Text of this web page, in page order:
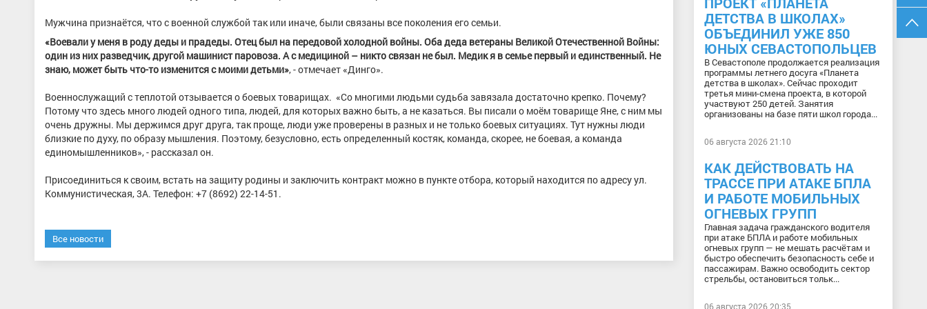
Мужчина признаётся, что с военной службой так или иначе, были связаны все поколения его семьи.
«Воевали у меня в роду деды и прадеды. Отец был на передовой холодной войны. Оба деда ветераны Великой Отечественной Войны:
один из них разведчик, другой машинист паровоза. А с медициной – никто связан не был. Медик я в семье первый и единственный. Не
знаю, может быть что-то изменится с моими детьми», - отмечает «Динго».
Военнослужащий с теплотой отзывается о боевых товарищах. «Со многими людьми судьба завязала достаточно крепко. Почему?
Потому что здесь много людей одного типа, людей, для которых важно быть, а не казаться. Вы писали о моём товарище Яне, с ним мы
очень дружны. Мы держимся друг друга, так проще, люди уже проверены в разных и не только боевых ситуациях. Тут нужны люди
близкие по духу, по образу мышления. Поэтому, безусловно, есть определенный костяк, команда, скорее, не боевая, а команда
единомышленников», - рассказал он.
Присоединиться к своим, встать на защиту родины и заключить контракт можно в пункте отбора, который находится по адресу ул.
Коммунистическая, 3А. Телефон: +7 (8692) 22-14-51.
Все новости
ДЕТСТВА В ШКОЛАХ»
ОБЪЕДИНИЛ УЖЕ 850
ЮНЫХ СЕВАСТОПОЛЬЦЕВ
В Севастополе продолжается реализация
программы летнего досуга «Планета
детства в школах». Сейчас проходит
третья мини-смена проекта, в которой
участвуют 250 детей. Занятия
организованы на базе пяти школ города...
06 августа 2026 21:10
КАК ДЕЙСТВОВАТЬ НА
ТРАССЕ ПРИ АТАКЕ БПЛА
И РАБОТЕ МОБИЛЬНЫХ
ОГНЕВЫХ ГРУПП
Главная задача гражданского водителя
при атаке БПЛА и работе мобильных
огневых групп — не мешать расчётам и
быстро обеспечить безопасность себе и
пассажирам. Важно освободить сектор
стрельбы, остановиться тольк...
06 августа 2026 20:35